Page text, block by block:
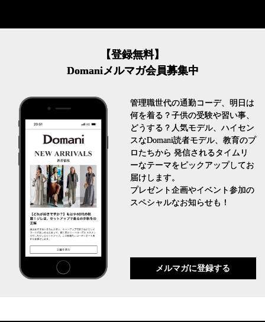
【登録無料】
Domaniメルマガ会員募集中
管理職世代の通勤コーデ、明日は
何を着る？子供の受験や習い事、
どうする？人気モデル、ハイセン
スなDomani読者モデル、教育のプ
ロたちから 発信されるタイムリ
ーなテーマをピックアップしてお
届けします。
プレゼント企画やイベント参加の
スペシャルなお知らせも！
メルマガに登録する